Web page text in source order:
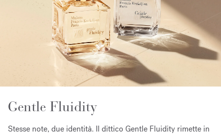
Gentle Fluidity
Stesse note, due identità. Il dittico Gentle Fluidity rimette in